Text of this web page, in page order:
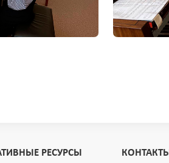
РЕСУРСЫ
КОНТАКТЫ